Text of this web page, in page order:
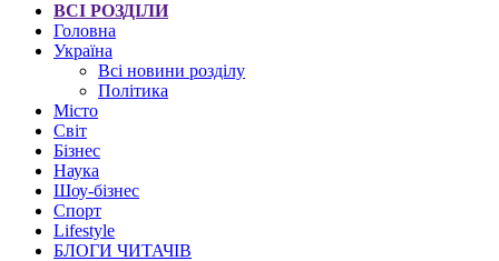
ВСІ РОЗДІЛИ
Головна
Україна
Всі новини розділу
Політика
Місто
Світ
Бізнес
Наука
Шоу-бізнес
Спорт
Lifestyle
БЛОГИ ЧИТАЧІВ